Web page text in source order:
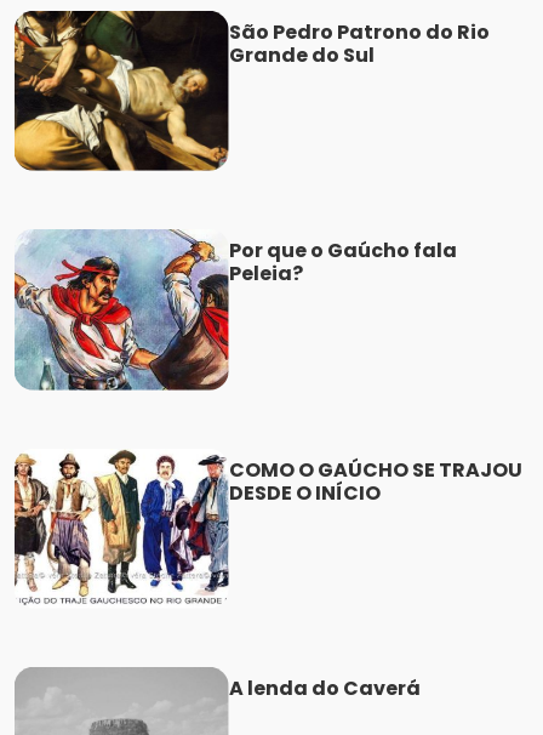
São Pedro Patrono do Rio
Grande do Sul
Por que o Gaúcho fala
Peleia?
COMO O GAÚCHO SE TRAJOU
DESDE O INÍCIO
A lenda do Caverá